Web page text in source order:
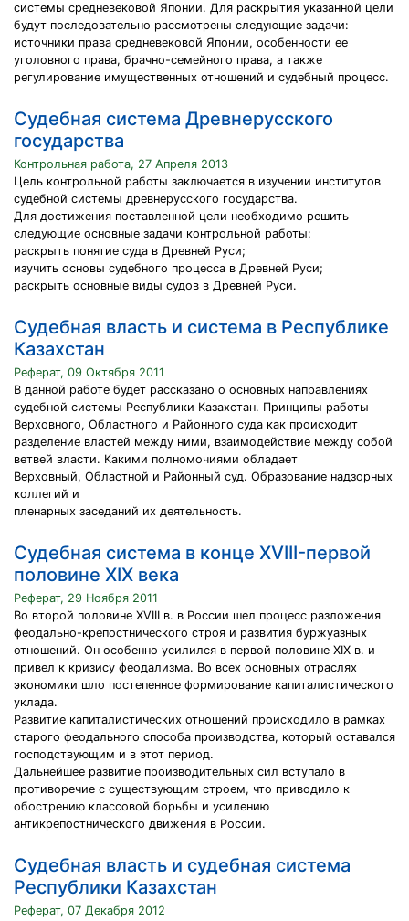
системы средневековой Японии. Для раскрытия указанной цели
будут последовательно рассмотрены следующие задачи:
источники права средневековой Японии, особенности ее
уголовного права, брачно-семейного права, а также
регулирование имущественных отношений и судебный процесс.
Судебная система Древнерусского
государства
Контрольная работа, 27 Апреля 2013
Цель контрольной работы заключается в изучении институтов
судебной системы древнерусского государства.
Для достижения поставленной цели необходимо решить
следующие основные задачи контрольной работы:
раскрыть понятие суда в Древней Руси;
изучить основы судебного процесса в Древней Руси;
раскрыть основные виды судов в Древней Руси.
Судебная власть и система в Республике
Казахстан
Реферат, 09 Октября 2011
В данной работе будет рассказано о основных направлениях
судебной системы Республики Казахстан. Принципы работы
Верховного, Областного и Районного суда как происходит
разделение властей между ними, взаимодействие между собой
ветвей власти. Какими полномочиями обладает
Верховный, Областной и Районный суд. Образование надзорных
коллегий и
пленарных заседаний их деятельность.
Судебная система в конце XVIII-первой
половине XIX века
Реферат, 29 Ноября 2011
Во второй половине XVIII в. в России шел процесс разложения
феодально-крепостнического строя и развития буржуазных
отношений. Он особенно усилился в первой половине XIX в. и
привел к кризису феодализма. Во всех основных отраслях
экономики шло постепенное формирование капиталистического
уклада.
Развитие капиталистических отношений происходило в рамках
старого феодального способа производства, который оставался
господствующим и в этот период.
Дальнейшее развитие производительных сил вступало в
противоречие с существующим строем, что приводило к
обострению классовой борьбы и усилению
антикрепостнического движения в России.
Судебная власть и судебная система
Республики Казахстан
Реферат, 07 Декабря 2012